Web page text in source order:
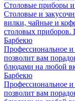
Столовые приборы
Столовые и
вилки, чайные и
столовых приборов.
Барбекю
Профессиональное и
позволит вам
блюдами на любой
Барбекю
Профессиональное и
позволит вам